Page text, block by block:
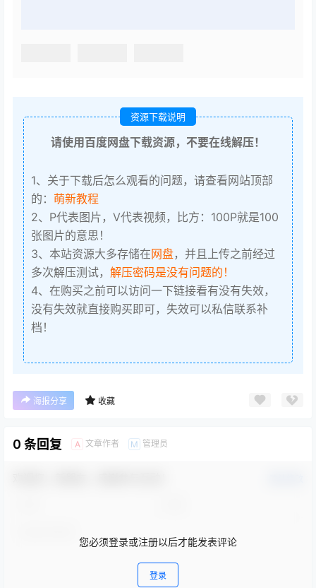
资源下载说明
请使用百度网盘下载资源，不要在线解压！
1、关于下载后怎么观看的问题，请查看网站顶部
的： 萌新教程
2、P代表图片，V代表视频，比方：100P就是100
张图片的意思！
3、本站资源大多存储在网盘，并且上传之前经过
多次解压测试， 解压密码是没有问题的！
4、在购买之前可以访问一下链接看有没有失效，
没有失效就直接购买即可，失效可以私信联系补
档！
海报分享 收藏
0 条回复 A 文章作者 M 管理员
您必须登录或注册以后才能发表评论
登录